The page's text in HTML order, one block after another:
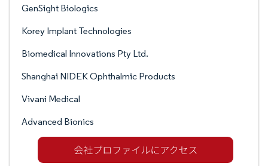
GenSight Biologics
Korey Implant Technologies
Biomedical Innovations Pty Ltd.
Shanghai NIDEK Ophthalmic Products
Vivani Medical
Advanced Bionics